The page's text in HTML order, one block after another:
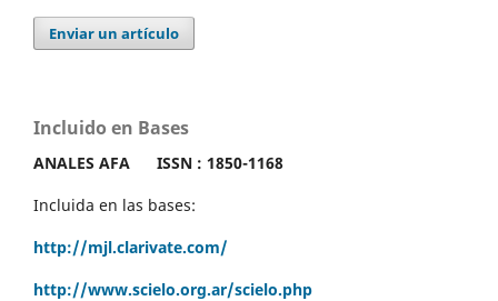
Enviar un artículo
Incluido en Bases
ANALES AFA ISSN : 1850-1168
Incluida en las bases:
http://mjl.clarivate.com/
http://www.scielo.org.ar/scielo.php